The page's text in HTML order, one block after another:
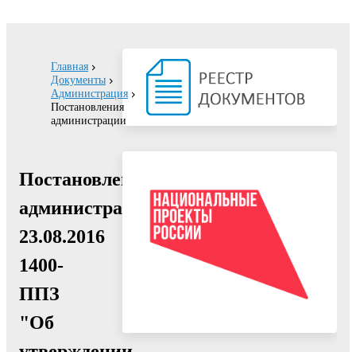
Главная
Документы
Администрация
Постановления
администрации
Постановление
администрации
23.08.2016
1400-
ППЗ
"Об